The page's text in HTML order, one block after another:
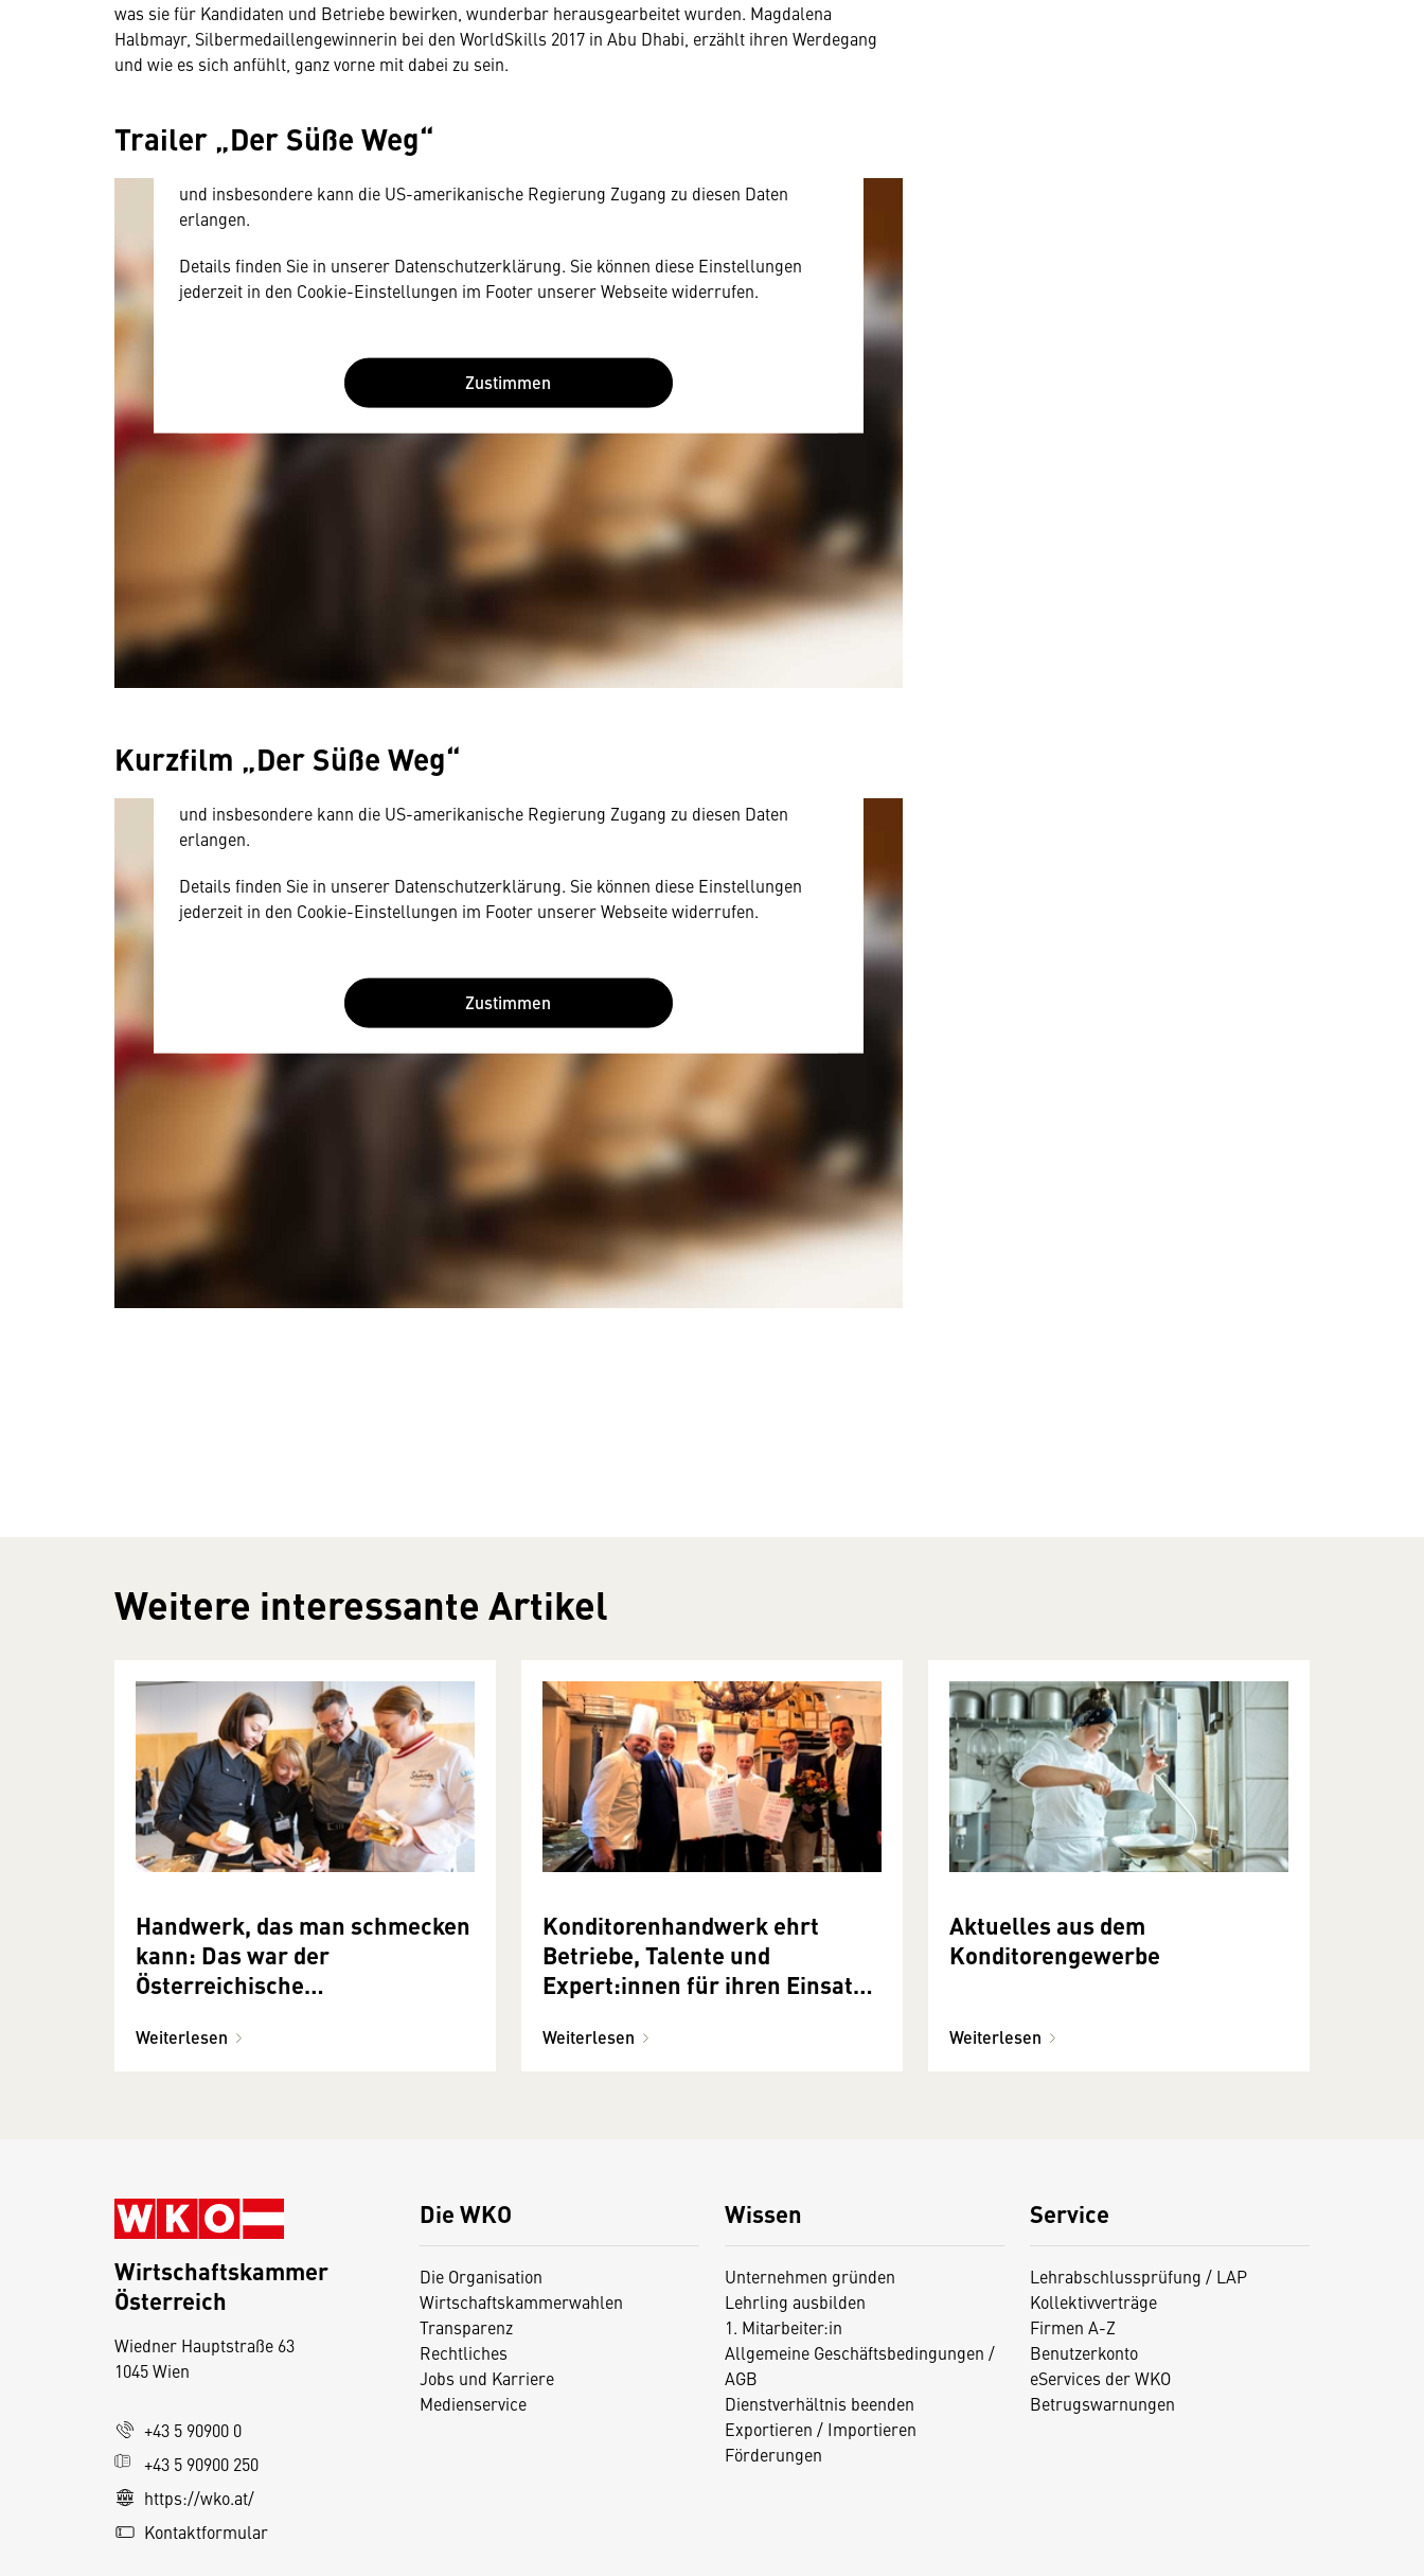
was sie für Kandidaten und Betriebe bewirken, wunderbar herausgearbeitet wurden. Magdalena
Halbmayr, Silbermedaillengewinnerin bei den WorldSkills 2017 in Abu Dhabi, erzählt ihren Werdegang
und wie es sich anfühlt, ganz vorne mit dabei zu sein.
Trailer „Der Süße Weg“
Wir benötigen Ihre Zustimmung
Geräten und Nutzerverhalten mitunter mit US-amerikanischen Anbietern austauscht.
und insbesondere kann die US-amerikanische Regierung Zugang zu diesen Daten
erlangen.
Details finden Sie in unserer Datenschutzerklärung. Sie können diese Einstellungen
jederzeit in den Cookie-Einstellungen im Footer unserer Webseite widerrufen.
Zustimmen
Kurzfilm „Der Süße Weg“
Wir benötigen Ihre Zustimmung
Geräten und Nutzerverhalten mitunter mit US-amerikanischen Anbietern austauscht.
und insbesondere kann die US-amerikanische Regierung Zugang zu diesen Daten
erlangen.
Details finden Sie in unserer Datenschutzerklärung. Sie können diese Einstellungen
jederzeit in den Cookie-Einstellungen im Footer unserer Webseite widerrufen.
Zustimmen
Weitere interessante Artikel
Handwerk, das man schmecken
kann: Das war der
Österreichische
Weiterlesen
Konditorenhandwerk ehrt
Betriebe, Talente und
Expert:innen für ihren Einsatz
Weiterlesen
Aktuelles aus dem
Konditorengewerbe
Weiterlesen
Die WKO
Die Organisation
Wirtschaftskammerwahlen
Transparenz
Rechtliches
Jobs und Karriere
Medienservice
Wissen
Unternehmen gründen
Lehrling ausbilden
1. Mitarbeiter:in
Allgemeine Geschäftsbedingungen /
AGB
Dienstverhältnis beenden
Exportieren / Importieren
Förderungen
Service
Lehrabschlussprüfung / LAP
Kollektivverträge
Firmen A-Z
Benutzerkonto
eServices der WKO
Betrugswarnungen
Wirtschaftskammer
Österreich
Wiedner Hauptstraße 63
1045 Wien
+43 5 90900 0
+43 5 90900 250
https://wko.at/
Kontaktformular